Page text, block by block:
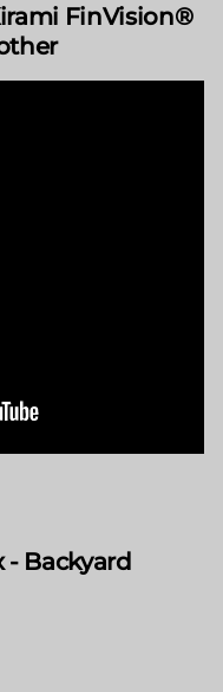
FinVision®
Backyard